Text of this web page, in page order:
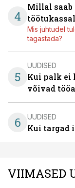
4
Millal saab
Mis juhtudel
tagastada?
5
UUDISED
Kui palk ei
võivad
6 UUDISED
Kui targad
VIIMASED